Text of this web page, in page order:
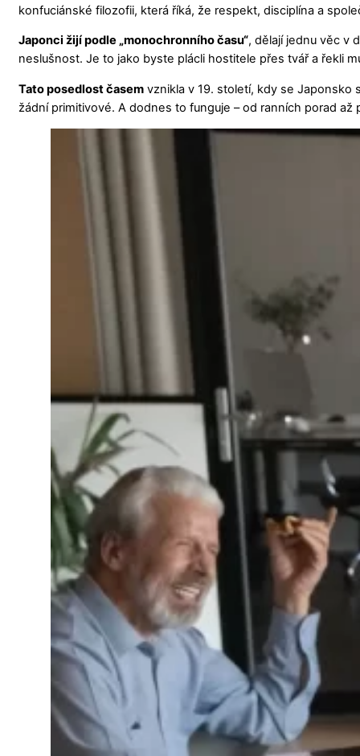
konfuciánské filozofii, která říká, že respekt, disciplína a
Japonci žijí podle „monochronního času“, dělají jednu věc v
neslušnost. Je to jako byste plácli hostitele přes tvář a řekli
Tato posedlost časem vznikla v 19. století, kdy se Japonsko
žádní primitivové. A dodnes to funguje – od ranních porad